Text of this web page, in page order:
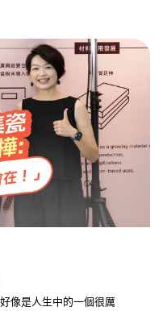
像是人生中的一個很厲